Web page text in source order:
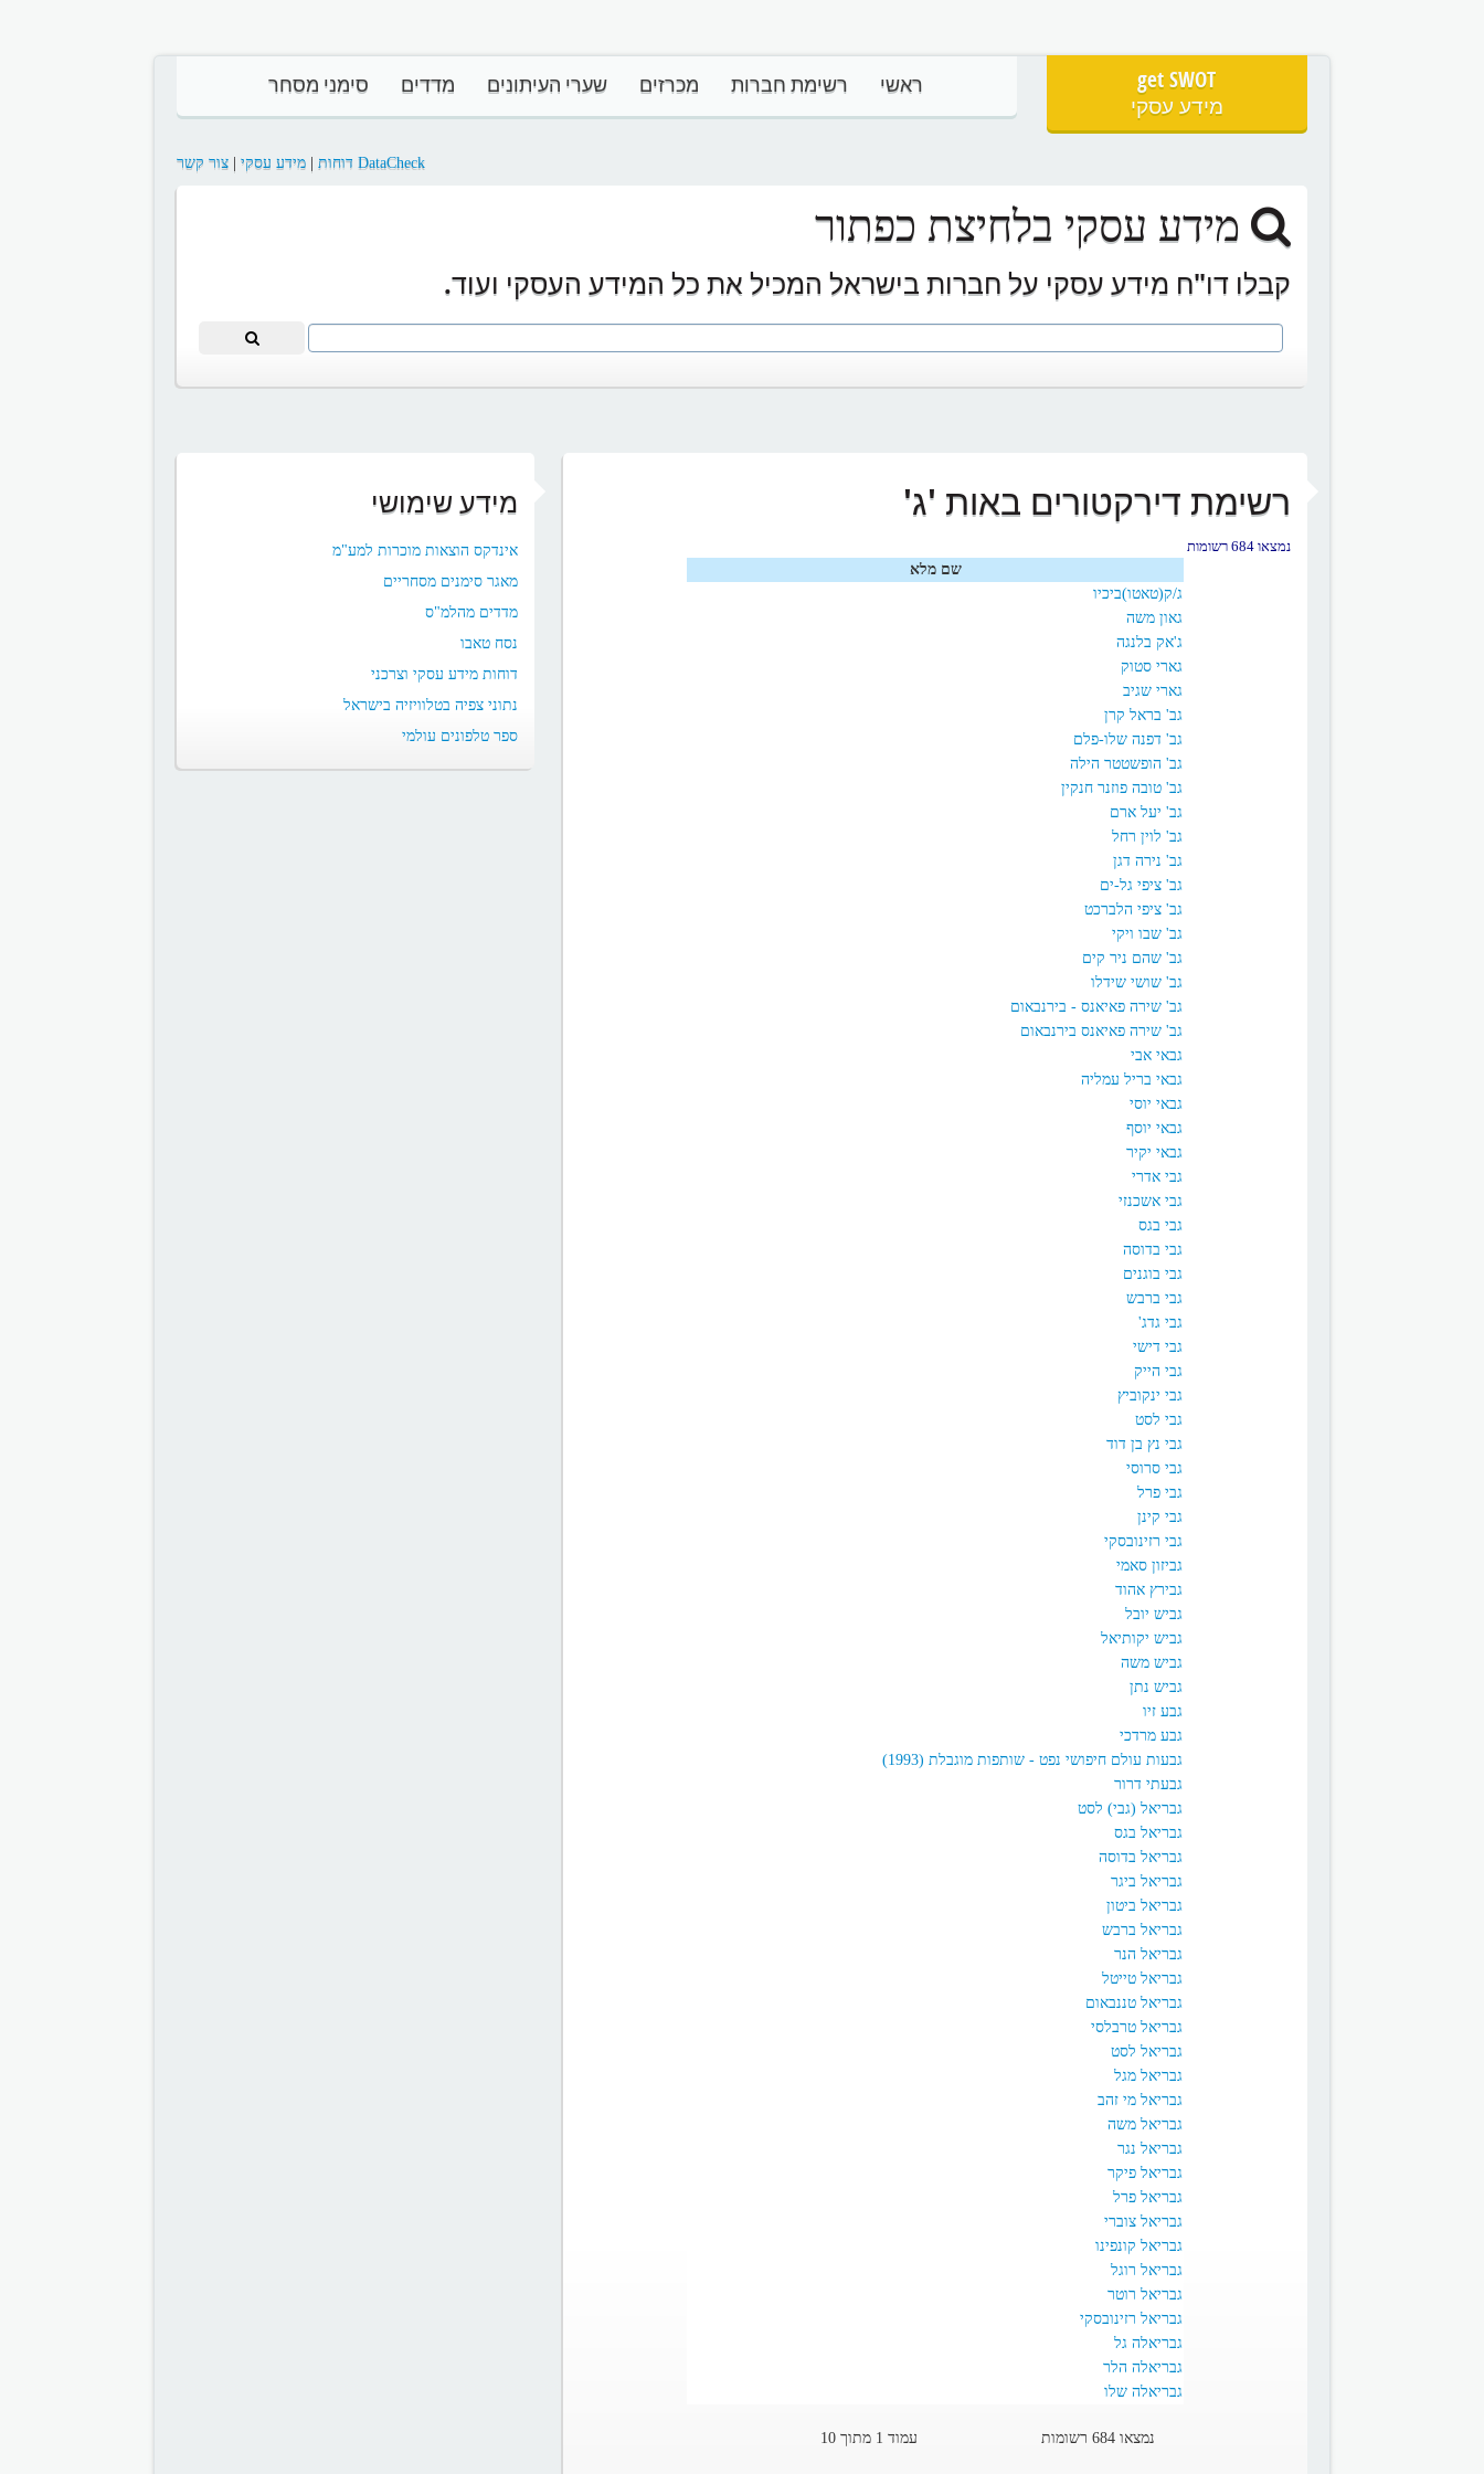
ראשי רשימת חברות מכרזים שערי העיתונים מדדים סימני מסחר
get SWOT
מידע עסקי
DataCheck דוחות מידע עסקי צור קשר
מידע עסקי בלחיצת כפתור
קבלו דו"ח מידע עסקי על חברות בישראל המכיל את כל המידע העסקי ועוד.
מידע שימושי
אינדקס הוצאות מוכרות למע"מ
מאגר סימנים מסחריים
מדדים מהלמ"ס
נסח טאבו
דוחות מידע עסקי וצרכני
נתוני צפיה בטלוויזיה בישראל
ספר טלפונים עולמי
רשימת דירקטורים באות 'ג'
נמצאו 684 רשומות
שם מלא
ג/ק(טאטו)ביכיו
גאון משה
ג'אק בלנגה
גארי סטוק
גארי שגיב
גב' בראל קרן
גב' דפנה שלו-פלם
גב' הופשטטר הילה
גב' טובה פוזנר חנקין
גב' יעל ארם
גב' לוין רחל
גב' נירה דגן
גב' ציפי גל-ים
גב' ציפי הלברכט
גב' שבו ויקי
גב' שהם ניר קים
גב' שושי שידלו
גב' שירה פאיאנס - בירנבאום
גב' שירה פאיאנס בירנבאום
גבאי אבי
גבאי בריל עמליה
גבאי יוסי
גבאי יוסף
גבאי יקיר
גבי אדרי
גבי אשכנזי
גבי בגס
גבי בדוסה
גבי בוגנים
גבי ברבש
גבי גדג'
גבי דישי
גבי הייק
גבי ינקוביץ
גבי לסט
גבי נץ בן דוד
גבי סרוסי
גבי פרל
גבי קינן
גבי רזינובסקי
גביזון סאמי
גבירץ אהוד
גביש יובל
גביש יקותיאל
גביש משה
גביש נתן
גבע זיו
גבע מרדכי
גבעות עולם חיפושי נפט - שותפות מוגבלת (1993)
גבעתי דרור
גבריאל (גבי) לסט
גבריאל בגס
גבריאל בדוסה
גבריאל ביגר
גבריאל ביטון
גבריאל ברבש
גבריאל הנר
גבריאל טייטל
גבריאל טננבאום
גבריאל טרבלסי
גבריאל לסט
גבריאל מגל
גבריאל מי זהב
גבריאל משה
גבריאל נגר
גבריאל פיקר
גבריאל פרל
גבריאל צוברי
גבריאל קונפינו
גבריאל רוגל
גבריאל רוטר
גבריאל רזינובסקי
גבריאלה גל
גבריאלה הלר
גבריאלה שלו
נמצאו 684 רשומות עמוד 1 מתוך 10